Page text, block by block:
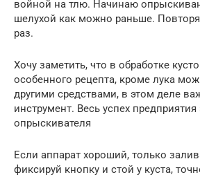
войной на тлю. Начинаю
шелухой как можно раньше.
раз.
Хочу заметить, что в обработке
особенного рецепта, кроме лука
другими средствами, в этом деле
инструмент. Весь успех предприятия
опрыскивателя
Если аппарат хороший, только
фиксируй кнопку и стой у куста,